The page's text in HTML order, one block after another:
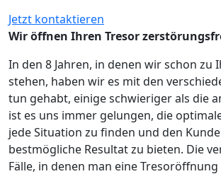
Jetzt kontaktieren
Wir öffnen Ihren Tresor
In den 8 Jahren, in denen wir schon zu
stehen, haben wir es mit den
tun gehabt, einige schwieriger als die
ist es uns immer gelungen, die
jede Situation zu finden und den
bestmögliche Resultat zu bieten. Die
Fälle, in denen man eine